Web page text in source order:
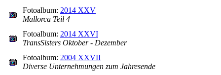
Fotoalbum: 2014 XXV
Mallorca Teil 4
Fotoalbum: 2014 XXVI
TransSisters Oktober - Dezember
Fotoalbum: 2004 XXVII
Diverse Unternehmungen zum Jahresende